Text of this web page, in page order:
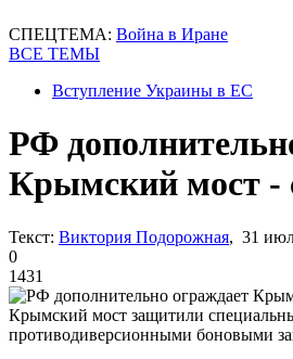
СПЕЦТЕМА: Война в Иране
ВСЕ ТЕМЫ
Вступление Украины в ЕС
РФ
Крымский мост -
Текст: Виктория Подорожная, 31
0
1431
Крымский мост защитили
противодиверсионными боновыми